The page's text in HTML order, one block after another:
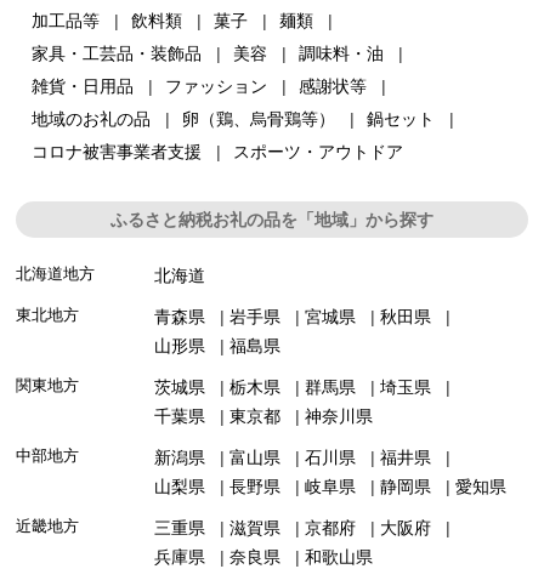
加工品等
飲料類 菓子
麺類
家具・工芸品・装飾品
美容
調味料・油
雑貨・日用品
ファッション
感謝状等
地域のお礼の品
卵（鶏、烏骨鶏等）
鍋セット
コロナ被害事業者支援
スポーツ・アウトドア
ふるさと納税お礼の品を「地域」から探す
北海道地方 北海道
東北地方 青森県 岩手県 宮城県
秋田県
山形県
福島県
関東地方 茨城県 栃木県 群馬県
埼玉県
千葉県
東京都 神奈川県
中部地方 新潟県 富山県 石川県
福井県
山梨県
長野県 岐阜県 静岡県 愛知県
近畿地方 三重県 滋賀県 京都府
大阪府
兵庫県
奈良県 和歌山県